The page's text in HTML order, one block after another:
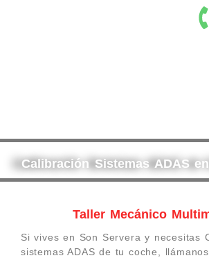
Calibración Sistemas ADAS en
Taller Mecánico
Si vives en Son Servera y necesitas
sistemas ADAS de tu coche,